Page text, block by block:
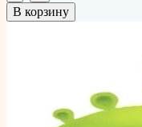
В корзину